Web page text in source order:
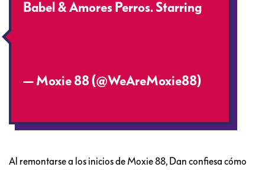
Babel & Amores Perros. Starring
— Moxie 88 (@WeAreMoxie88)
Al remontarse a los inicios de Moxie 88, Dan confiesa cómo